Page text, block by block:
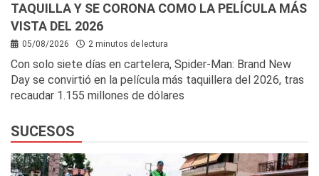
TAQUILLA Y SE CORONA COMO LA PELÍCULA MÁS
VISTA DEL 2026
05/08/2026 2 minutos de lectura
Con solo siete días en cartelera, Spider-Man: Brand New
Day se convirtió en la película más taquillera del 2026, tras
recaudar 1.155 millones de dólares
SUCESOS